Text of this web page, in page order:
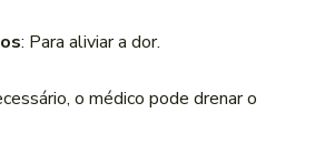
: Para aliviar a dor.
o médico pode drenar o